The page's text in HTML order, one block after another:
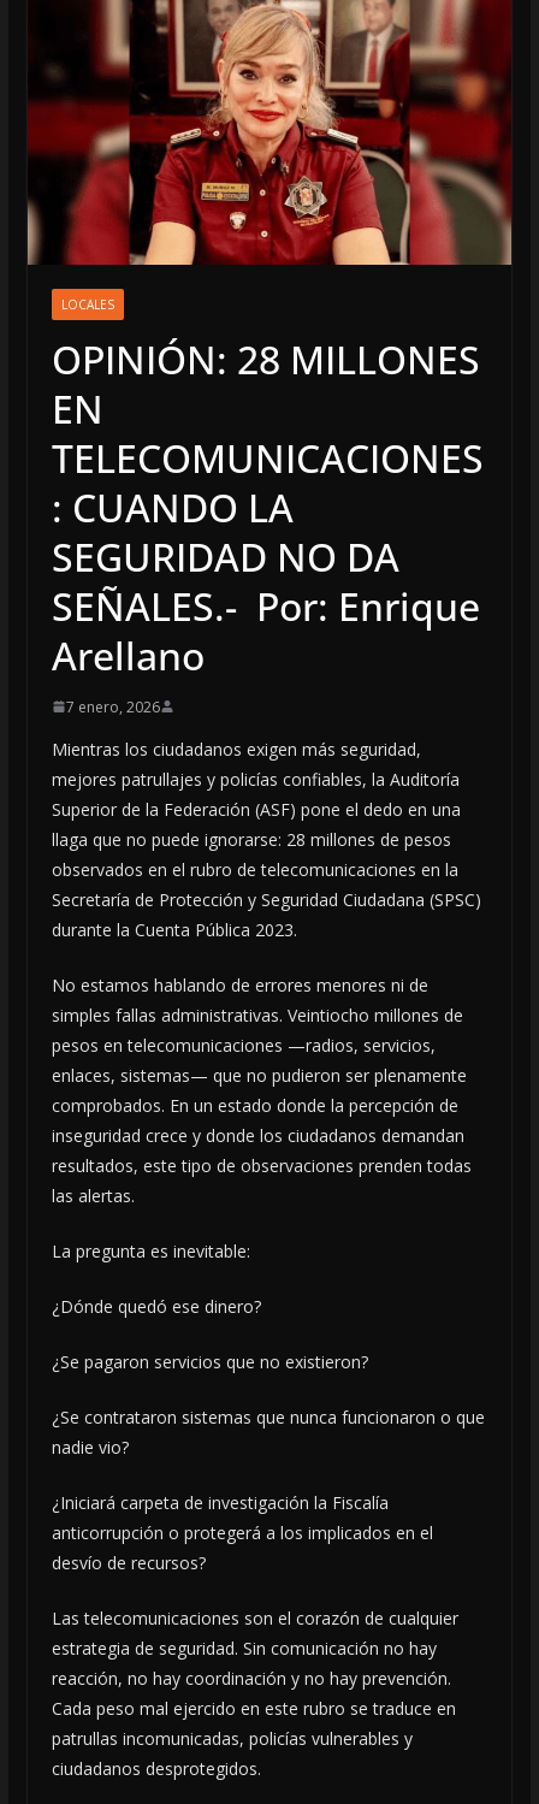
LOCALES
OPINIÓN: 28 MILLONES
EN
TELECOMUNICACIONES
: CUANDO LA
SEGURIDAD NO DA
SEÑALES.- Por: Enrique
Arellano
7 enero, 2026
Mientras los ciudadanos exigen más seguridad,
mejores patrullajes y policías confiables, la Auditoría
Superior de la Federación (ASF) pone el dedo en una
llaga que no puede ignorarse: 28 millones de pesos
observados en el rubro de telecomunicaciones en la
Secretaría de Protección y Seguridad Ciudadana (SPSC)
durante la Cuenta Pública 2023.
No estamos hablando de errores menores ni de
simples fallas administrativas. Veintiocho millones de
pesos en telecomunicaciones —radios, servicios,
enlaces, sistemas— que no pudieron ser plenamente
comprobados. En un estado donde la percepción de
inseguridad crece y donde los ciudadanos demandan
resultados, este tipo de observaciones prenden todas
las alertas.
La pregunta es inevitable:
¿Dónde quedó ese dinero?
¿Se pagaron servicios que no existieron?
¿Se contrataron sistemas que nunca funcionaron o que
nadie vio?
¿Iniciará carpeta de investigación la Fiscalía
anticorrupción o protegerá a los implicados en el
desvío de recursos?
Las telecomunicaciones son el corazón de cualquier
estrategia de seguridad. Sin comunicación no hay
reacción, no hay coordinación y no hay prevención.
Cada peso mal ejercido en este rubro se traduce en
patrullas incomunicadas, policías vulnerables y
ciudadanos desprotegidos.